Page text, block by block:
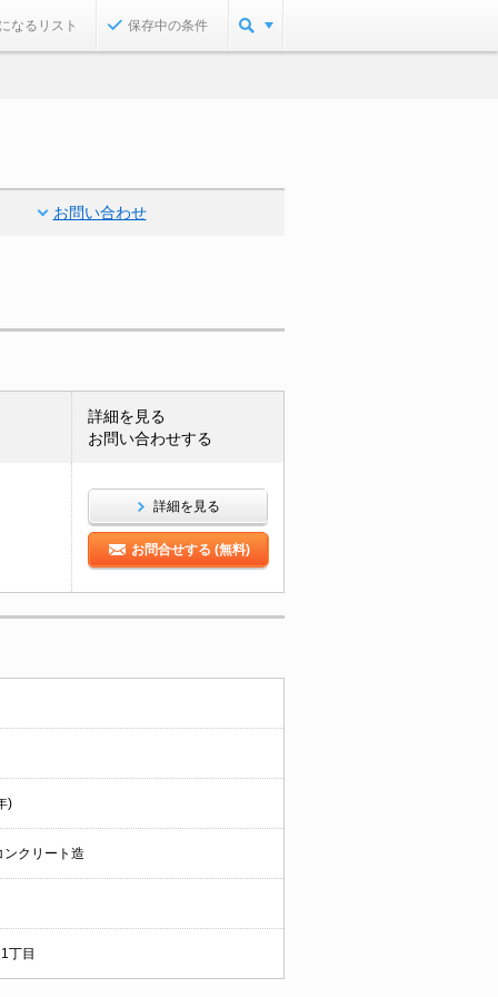
なるリスト 保存中の条件
お問い合わせ
詳細を見る
お問い合わせする
詳細を見る
お問合せする (無料)
)
ンクリート造
1丁目